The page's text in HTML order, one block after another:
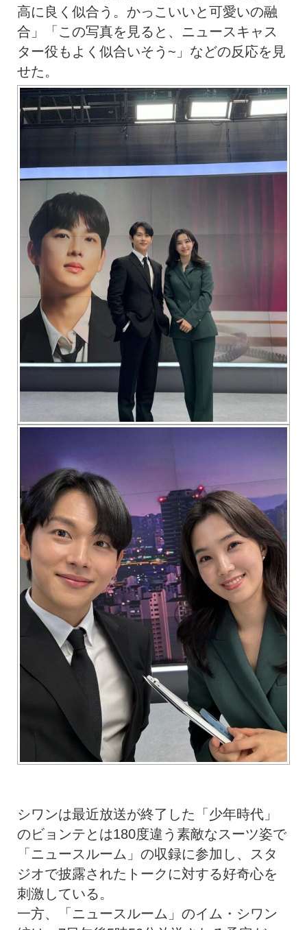
高に良く似合う。かっこいいと可愛いの融
合」「この写真を見ると、ニュースキャス
ター役もよく似合いそう~」などの反応を見
せた。
シワンは最近放送が終了した「少年時代」
のビョンテとは180度違う素敵なスーツ姿で
「ニュースルーム」の収録に参加し、スタ
ジオで披露されたトークに対する好奇心を
刺激している。
一方、「ニュースルーム」のイム・シワン